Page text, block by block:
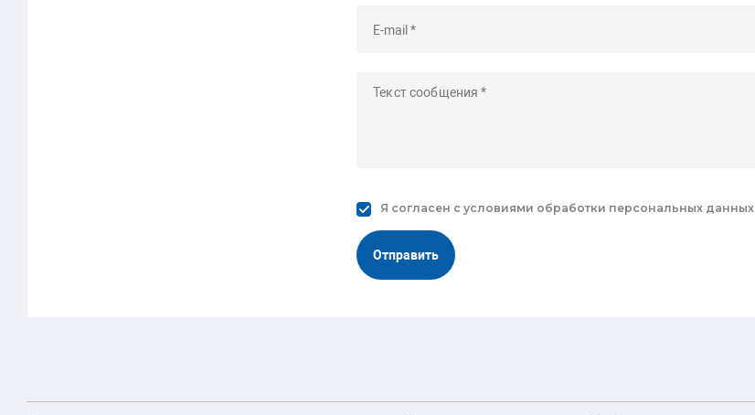
Я согласен сусловиями обработки персональных данных
Отправить